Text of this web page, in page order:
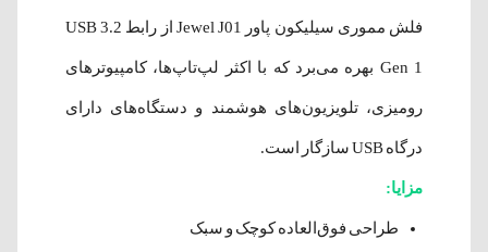
فلش مموری سیلیکون پاور Jewel J01 از رابط USB 3.2
Gen 1 بهره می‌برد که با اکثر لپ‌تاپ‌ها، کامپیوترهای
رومیزی، تلویزیون‌های هوشمند و دستگاه‌های دارای
درگاه USB سازگار است.
مزایا:
طراحی فوق‌العاده کوچک و سبک